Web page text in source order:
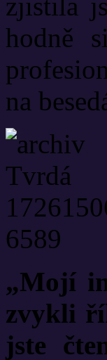
hodně
na
„Mojí
zvykli
jste